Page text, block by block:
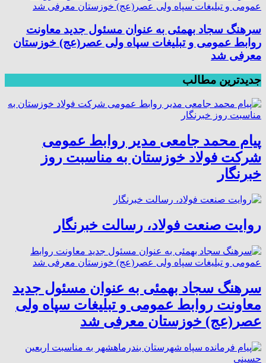
سرهنگ سجاد بهمئی به عنوان مسئول جدید معاونت
روابط عمومی و تبلیغات سپاه ولی عصر(عج) خوزستان
معرفی شد
جدیدترین مطالب
پیام محمد جامعی مدیر روابط عمومی
شرکت فولاد خوزستان به مناسبت روز
خبرنگار
روایت صنعت فولاد،‌ رسالت خبرنگار
سرهنگ سجاد بهمئی به عنوان مسئول جدید
معاونت روابط عمومی و تبلیغات سپاه ولی
عصر(عج) خوزستان معرفی شد